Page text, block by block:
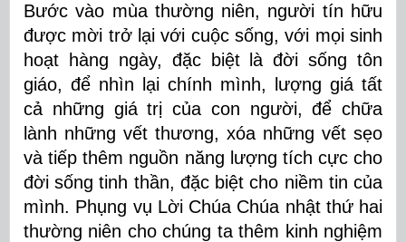
Bước vào mùa thường niên, người tín hữu
được mời trở lại với cuộc sống, với mọi sinh
hoạt hàng ngày, đặc biệt là đời sống tôn
giáo, để nhìn lại chính mình, lượng giá tất
cả những giá trị của con người, để chữa
lành những vết thương, xóa những vết sẹo
và tiếp thêm nguồn năng lượng tích cực cho
đời sống tinh thần, đặc biệt cho niềm tin của
mình. Phụng vụ Lời Chúa Chúa nhật thứ hai
thường niên cho chúng ta thêm kinh nghiệm